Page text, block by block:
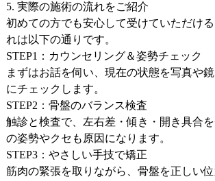
5. 実際の施術の流れをご紹介
初めての方でも安心して受けていただけ
れは以下の通りです。
STEP1：カウンセリング＆姿勢チェック
まずはお話を伺い、現在の状態を写真や
にチェック します。
STEP2：骨盤のバランス検査
触診と検査で、左右差・傾き・開き具合
の姿勢やクセも原因になります。
STEP3：やさしい手技で矯正
筋肉の緊張を取りながら、骨盤を正しい